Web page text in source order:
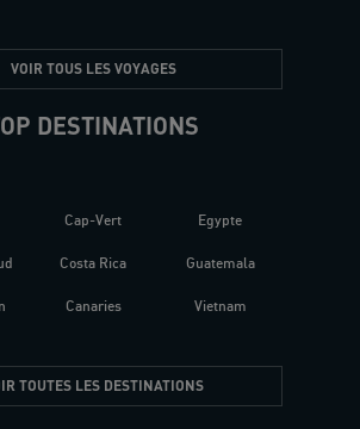
VOIR TOUS LES VOYAGES
DESTINATIONS
Cap-Vert
Costa Rica
Canaries
Egypte
Guatemala
Vietnam
TOUTES LES DESTINATIONS